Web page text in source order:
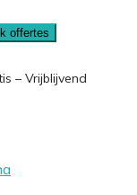
offertes
– Vrijblijvend